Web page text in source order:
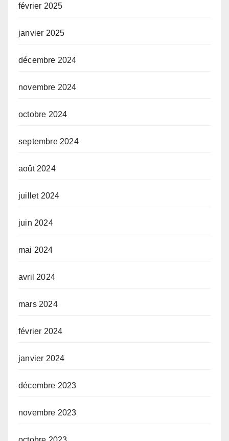
février 2025
janvier 2025
décembre 2024
novembre 2024
octobre 2024
septembre 2024
août 2024
juillet 2024
juin 2024
mai 2024
avril 2024
mars 2024
février 2024
janvier 2024
décembre 2023
novembre 2023